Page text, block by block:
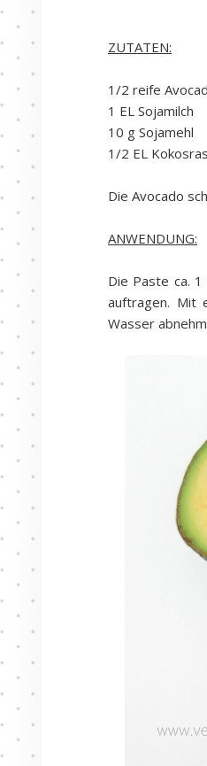
ZUTATEN:
1/2 reife
1 EL Sojamilch
10 g Sojamehl
1/2 EL
Die Avocado
ANWENDUNG:
Die Paste ca.
auftragen. Mit
Wasser